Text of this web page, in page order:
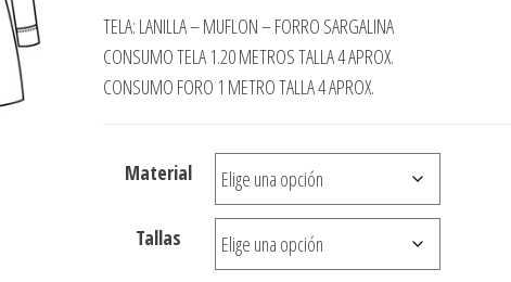
de
precios:
desde
hasta
$7.900
TELA: LANILLA – MUFLON – FORRO SARGALINA
CONSUMO TELA 1.20 METROS TALLA 4 APROX.
CONSUMO FORO 1 METRO TALLA 4 APROX.
Material
Tallas